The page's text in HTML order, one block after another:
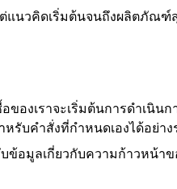
แนวคิดเริ่มต้นจนถึงผลิตภัณ
องเราจะเริ่มต้นการดําเนิ
บคําสั่งที่กําหนดเองได้อย่าง
ข้อมูลเกี่ยวกับความก้าวหน้